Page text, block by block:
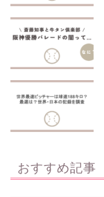
おすすめ記事